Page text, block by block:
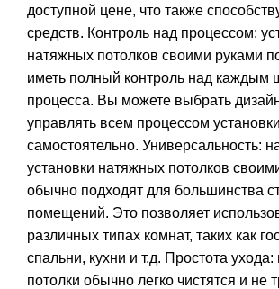
доступной цене, что также
средств. Контроль над процессом:
натяжных потолков своими руками
иметь полный контроль над каждым
процесса. Вы можете выбрать
управлять всем процессом установки
самостоятельно. Универсальность:
установки натяжных потолков
обычно подходят для большинства
помещений. Это позволяет
различных типах комнат, таких как
спальни, кухни и т.д. Простота
потолки обычно легко чистятся и не